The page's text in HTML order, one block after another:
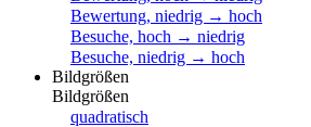
Bewertung, niedrig → hoch
Besuche, hoch → niedrig
Besuche, niedrig → hoch
Bildgrößen
Bildgrößen
quadratisch